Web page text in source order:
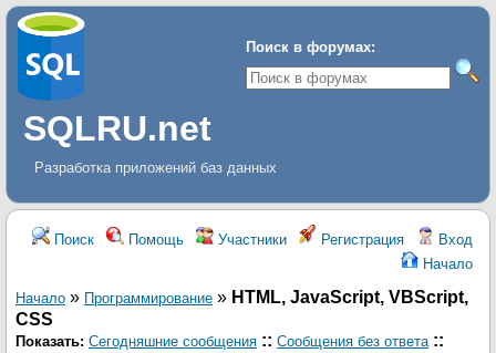
Поиск в форумах:
SQLRU.net
Разработка приложений баз данных
Поиск Помощь Участники Регистрация
Вход
Начало
Начало » Программирование » HTML, JavaScript, VBScript,
CSS
Показать: Сегодняшние сообщения :: Сообщения без ответа ::